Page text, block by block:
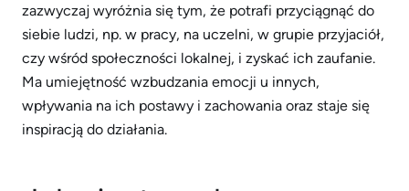
zazwyczaj wyróżnia się tym, że potrafi przyciągnąć do
siebie ludzi, np. w pracy, na uczelni, w grupie przyjaciół,
czy wśród społeczności lokalnej, i zyskać ich zaufanie.
Ma umiejętność wzbudzania emocji u innych,
wpływania na ich postawy i zachowania oraz staje się
inspiracją do działania.